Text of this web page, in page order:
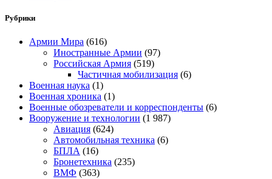
Рубрики
Армии Мира (616)
Иностранные Армии (97)
Российская Армия (519)
Частичная мобилизация (6)
Военная наука (1)
Военная хроника (1)
Военные обозреватели и корреспонденты (6)
Вооружение и технологии (1 987)
Авиация (624)
Автомобильная техника (6)
БПЛА (16)
Бронетехника (235)
ВМФ (363)